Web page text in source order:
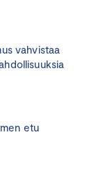
vahvistaa
etu